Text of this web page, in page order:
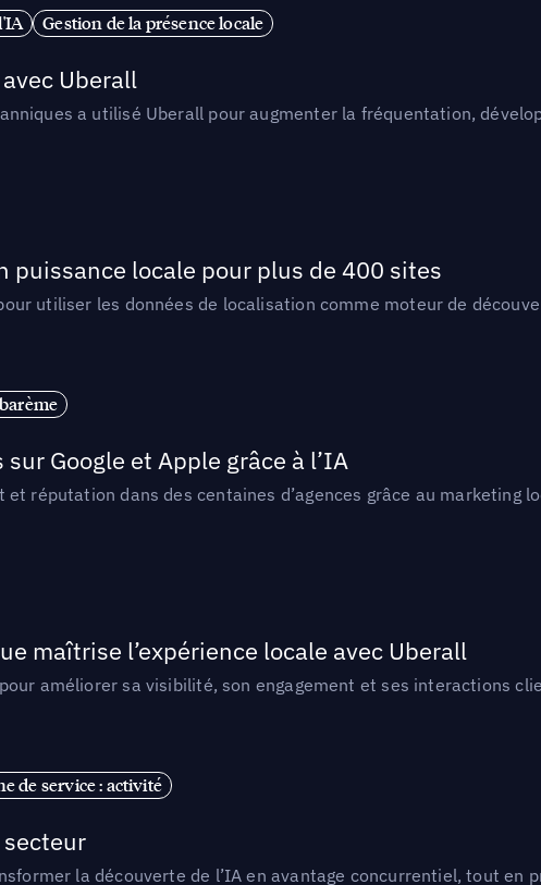
Gestion de la présence locale
Uberall
a utilisé Uberall pour augmenter la fréquentation,
puissance locale pour plus de 400 sites
utiliser les données de localisation comme moteur de
Google et Apple grâce à l’IA
réputation dans des centaines d’agences grâce au marketing
maîtrise l’expérience locale avec Uberall
améliorer sa visibilité, son engagement et ses interactions
de service : activité
secteur
la découverte de l’IA en avantage concurrentiel, tout en